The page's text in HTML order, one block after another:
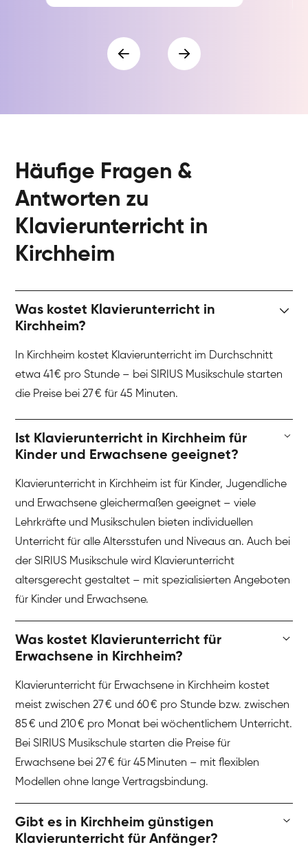
Häufige Fragen &
Antworten zu
Klavierunterricht in
Kirchheim
Was kostet Klavierunterricht in
Kirchheim?
In Kirchheim kostet Klavierunterricht im Durchschnitt
etwa 41 € pro Stunde – bei SIRIUS Musikschule starten
die Preise bei 27 € für 45 Minuten.
Ist Klavierunterricht in Kirchheim für
Kinder und Erwachsene geeignet?
Klavierunterricht in Kirchheim ist für Kinder, Jugendliche
und Erwachsene gleichermaßen geeignet – viele
Lehrkräfte und Musikschulen bieten individuellen
Unterricht für alle Altersstufen und Niveaus an. Auch bei
der SIRIUS Musikschule wird Klavierunterricht
altersgerecht gestaltet – mit spezialisierten Angeboten
für Kinder und Erwachsene.
Was kostet Klavierunterricht für
Erwachsene in Kirchheim?
Klavierunterricht für Erwachsene in Kirchheim kostet
meist zwischen 27 € und 60 € pro Stunde bzw. zwischen
85 € und 210 € pro Monat bei wöchentlichem Unterricht.
Bei SIRIUS Musikschule starten die Preise für
Erwachsene bei 27 € für 45 Minuten – mit flexiblen
Modellen ohne lange Vertragsbindung.
Gibt es in Kirchheim günstigen
Klavierunterricht für Anfänger?